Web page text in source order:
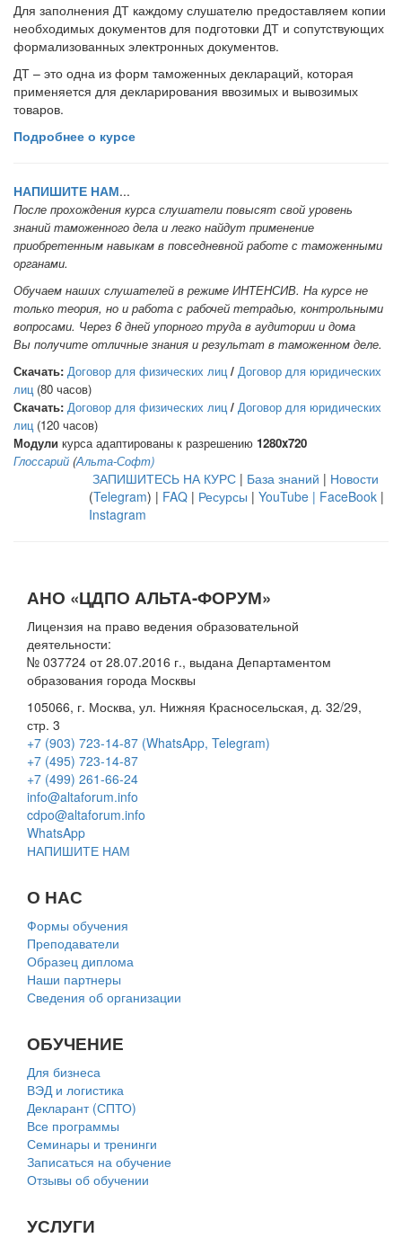
Для заполнения ДТ каждому слушателю предоставляем копии
необходимых документов для подготовки ДТ и сопутствующих
формализованных электронных документов.
ДТ – это одна из форм таможенных деклараций, которая
применяется для декларирования ввозимых и вывозимых
товаров.
Подробнее о курсе
НАПИШИТЕ НАМ...
После прохождения курса слушатели повысят свой уровень
знаний таможенного дела и легко найдут применение
приобретенным навыкам в повседневной работе с таможенными
органами.
Обучаем наших слушателей в режиме ИНТЕНСИВ. На курсе не
только теория, но и работа с рабочей тетрадью, контрольными
вопросами. Через 6 дней упорного труда в аудитории и дома
Вы получите отличные знания и результат в таможенном деле.
Скачать: Договор для физических лиц / Договор для юридических
лиц(80 часов)
Скачать: Договор для физических лиц / Договор для юридических
лиц(120 часов)
Модули курса адаптированы к разрешению 1280x720
Глоссарий (Альта-Софт)
ЗАПИШИТЕСЬ НА КУРС | База знаний | Новости
(Telegram) | FAQ | Ресурсы | YouTube | FaceBook |
Instagram
АНО «ЦДПО АЛЬТА-ФОРУМ»
Лицензия на право ведения образовательной
деятельности:
№ 037724 от 28.07.2016 г., выдана Департаментом
образования города Москвы
105066, г. Москва, ул. Нижняя Красносельская, д. 32/29,
стр. 3
+7 (903) 723-14-87 (WhatsApp, Telegram)
+7 (495) 723-14-87
+7 (499) 261-66-24
info@altaforum.info
cdpo@altaforum.info
WhatsApp
НАПИШИТЕ НАМ
О НАС
Формы обучения
Преподаватели
Образец диплома
Наши партнеры
Сведения об организации
ОБУЧЕНИЕ
Для бизнеса
ВЭД и логистика
Декларант (СПТО)
Все программы
Семинары и тренинги
Записаться на обучение
Отзывы об обучении
УСЛУГИ